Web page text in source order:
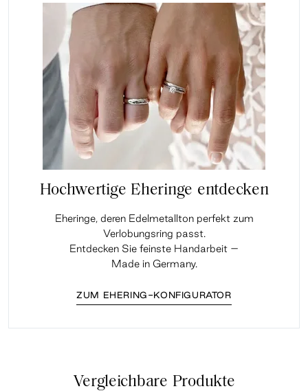
Hochwertige Eheringe entdecken
Eheringe, deren Edelmetallton perfekt zum
Verlobungsring passt.
Entdecken Sie feinste Handarbeit –
Made in Germany.
ZUM EHERING-KONFIGURATOR
Vergleichbare Produkte